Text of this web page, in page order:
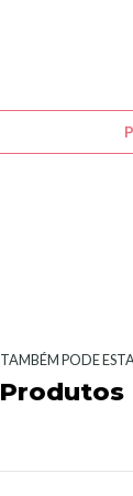
TAMBÉM PODE
Produtos